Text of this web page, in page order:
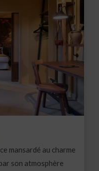
mansardé au charme
son atmosphère